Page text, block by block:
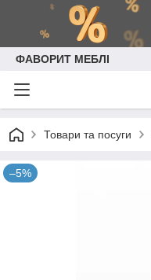
ФАВОРИТ МЕБЛІ
Товари та посуги
–5%